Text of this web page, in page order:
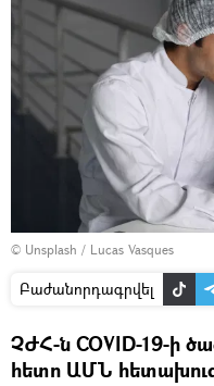
© Unsplash / Lucas Vasques
Բաժանորդագրվել
ՉԺՀ-ն COVID-19-ի
հետո ԱՄՆ